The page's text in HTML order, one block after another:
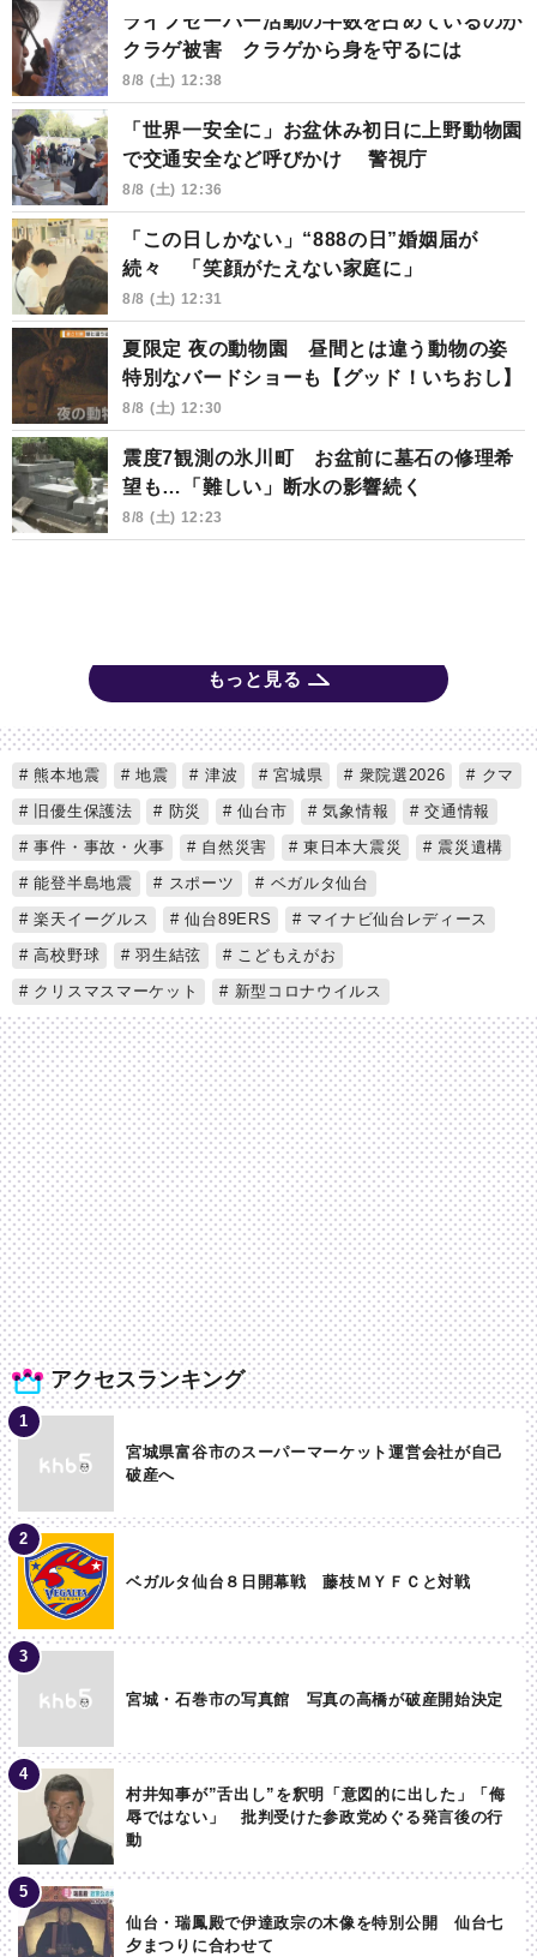
ライフセーバー活動の半数を占めているのが
クラゲ被害 クラゲから身を守るには
8/8 (土) 12:38
「世界一安全に」お盆休み初日に上野動物園
で交通安全など呼びかけ 警視庁
8/8 (土) 12:36
「この日しかない」“888の日”婚姻届が
続々 「笑顔がたえない家庭に」
8/8 (土) 12:31
夏限定 夜の動物園 昼間とは違う動物の姿
特別なバードショーも【グッド！いちおし】
8/8 (土) 12:30
震度7観測の氷川町 お盆前に墓石の修理希
望も…「難しい」断水の影響続く
8/8 (土) 12:23
もっと見る
アクセスランキング
宮城県富谷市のスーパーマーケット運営会社が自己
破産へ
ベガルタ仙台８日開幕戦 藤枝ＭＹＦＣと対戦
宮城・石巻市の写真館 写真の高橋が破産開始決定
村井知事が”舌出し”を釈明「意図的に出した」「侮
辱ではない」 批判受けた参政党めぐる発言後の行
動
仙台・瑞鳳殿で伊達政宗の木像を特別公開 仙台七
夕まつりに合わせて
熊本地震 地震 津波 宮城県 衆院選2026
クマ
旧優生保護法
防災 仙台市 気象情報
交通情報
事件・事故・火事
自然災害 東日本大震災
震災遺構
能登半島地震
スポーツ
ベガルタ仙台
楽天イーグルス
仙台89ERS
マイナビ仙台レディース
高校野球
羽生結弦
こどもえがお
クリスマスマーケット
新型コロナウイルス